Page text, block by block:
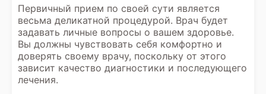
Первичный прием по своей сути является
весьма деликатной процедурой. Врач будет
задавать личные вопросы о вашем здоровье.
Вы должны чувствовать себя комфортно и
доверять своему врачу, поскольку от этого
зависит качество диагностики и последующего
лечения.